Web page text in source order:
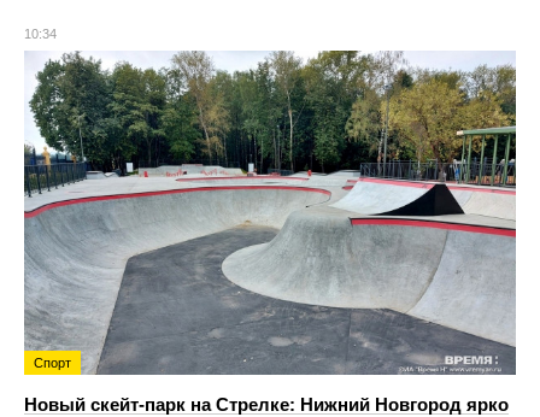
10:34
Спорт
Новый скейт‑парк на Стрелке: Нижний Новгород ярко